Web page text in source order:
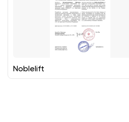
Noblelift